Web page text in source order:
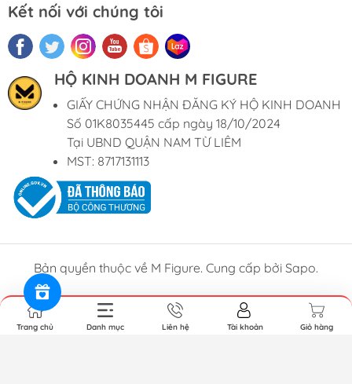
Kết nối với chúng tôi
HỘ KINH DOANH M FIGURE
GIẤY CHỨNG NHẬN ĐĂNG KÝ HỘ KINH DOANH
Số 01K8035445 cấp ngày 18/10/2024
Tại UBND QUẬN NAM TỪ LIÊM
MST: 8717131113
Bản quyền thuộc về M Figure. Cung cấp bởi Sapo.
Trang chủ Danh mục Liên hệ Tài khoản Giỏ hàng